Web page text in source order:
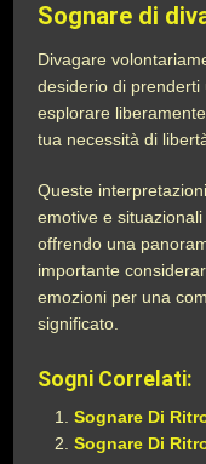
Sognare di
Divagare
desiderio di
esplorare
tua necessità di
Queste
emotive e
offrendo una
importante
emozioni per una
significato.
Sogni Correlati:
Sognare Di
Sognare Di